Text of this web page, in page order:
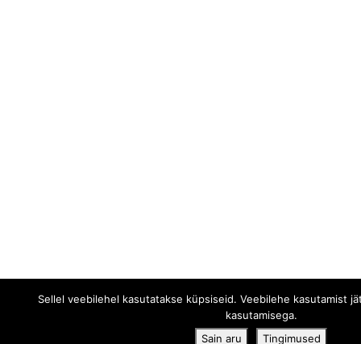
Sellel veebilehel kasutatakse küpsiseid. Veebilehe kasutamist
kasutamisega.
Sain aru
Tingimused